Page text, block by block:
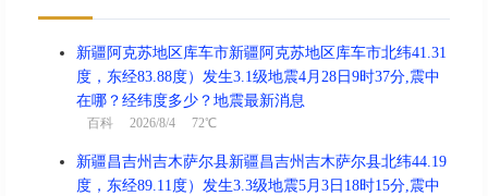
新疆阿克苏地区库车市新疆阿克苏地区库车市北纬41.31
度，东经83.88度）发生3.1级地震4月28日9时37分,震中
在哪？经纬度多少？地震最新消息
百科 2026/8/4 72℃
新疆昌吉州吉木萨尔县新疆昌吉州吉木萨尔县北纬44.19
度，东经89.11度）发生3.3级地震5月3日18时15分,震中